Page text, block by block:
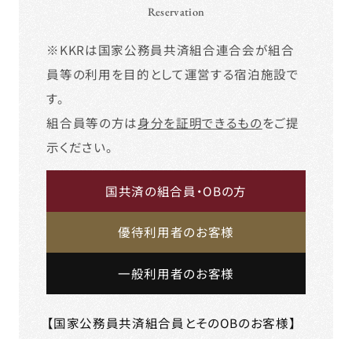
Reservation
※KKRは国家公務員共済組合連合会が組合
員等の利用を目的として運営する宿泊施設で
す。
組合員等の方は身分を証明できるものをご提
示ください。
国共済の組合員・OBの方
優待利用者のお客様
一般利用者のお客様
【国家公務員共済組合員とそのOBのお客様】